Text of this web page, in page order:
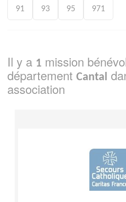
91 93 95 971
Il y a 1 mission
département Cantal
association